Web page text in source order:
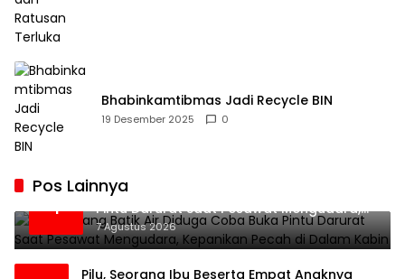
Bhabinkamtibmas Jadi Recycle BIN
19 Desember 2025 0
Pos Lainnya
1
Penumpang Batik Air Diduga Coba Buka
Pintu Darurat Saat Pesawat Mengudara,
Kepanikan Pecah di Dalam Kabin
7 Agustus 2026
Pilu, Seorang Ibu Beserta Empat Anaknya